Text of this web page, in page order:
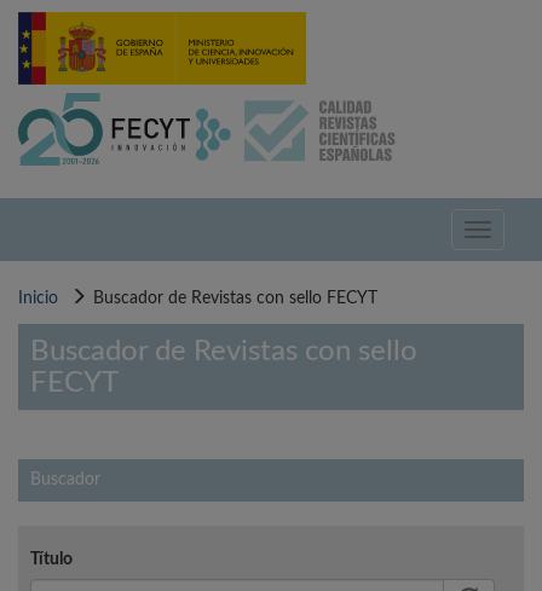
Pasar
contenido
Toggle
Inicio Buscador de Revistas con sello FECYT
Buscador de Revistas con sello
FECYT
Buscador
Título